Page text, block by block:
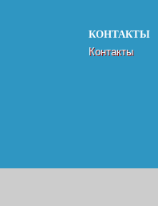
КОНТАКТЫ
Контакты